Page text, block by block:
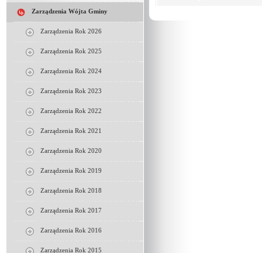
Zarządzenia Wójta Gminy
Zarządzenia Rok 2026
Zarządzenia Rok 2025
Zarządzenia Rok 2024
Zarządzenia Rok 2023
Zarządzenia Rok 2022
Zarządzenia Rok 2021
Zarządzenia Rok 2020
Zarządzenia Rok 2019
Zarządzenia Rok 2018
Zarządzenia Rok 2017
Zarządzenia Rok 2016
Zarządzenia Rok 2015